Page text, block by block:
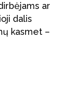
ar
dalis
kasmet –